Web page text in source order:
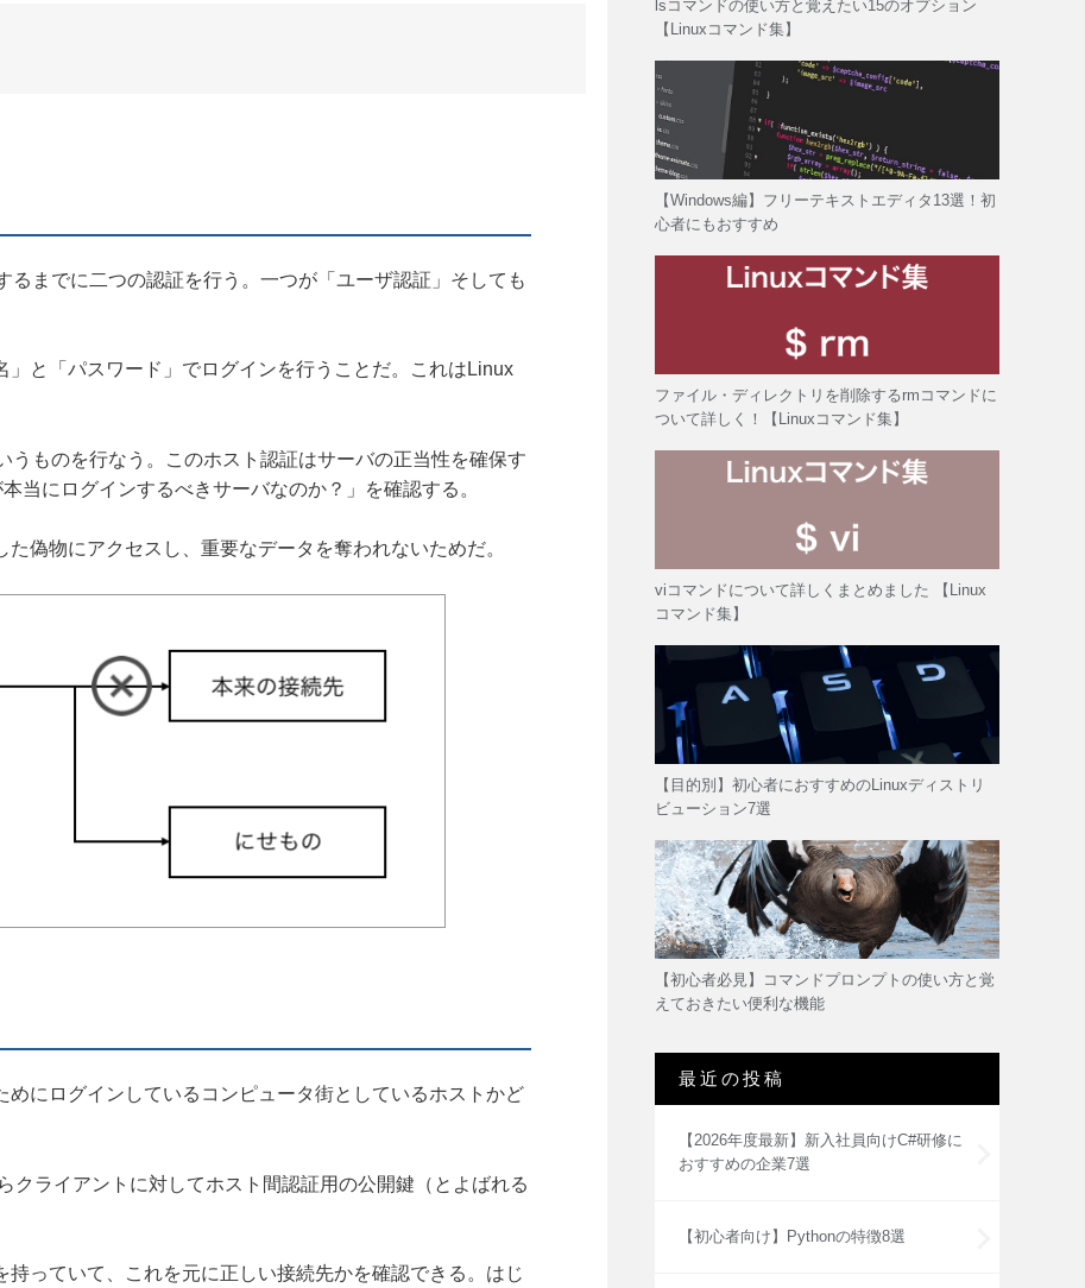
るまでに二つの認証を行う。一つが「ユーザ認証」そしても
と「パスワード」でログインを行うことだ。これはLinux
うものを行なう。このホスト認証はサーバの正当性を確保す
当にログインするべきサーバなのか？」を確認する。
た偽物にアクセスし、重要なデータを奪われないためだ。
めにログインしているコンピュータ街としているホストかど
クライアントに対してホスト間認証用の公開鍵（とよばれる
っていて、これを元に正しい接続先かを確認できる。はじ
lsコマンドの使い方と覚えたい15のオプション
【Linuxコマンド集】
【Windows編】フリーテキストエディタ13選！初
心者にもおすすめ
ファイル・ディレクトリを削除するrmコマンドに
ついて詳しく！【Linuxコマンド集】
viコマンドについて詳しくまとめました 【Linux
コマンド集】
【目的別】初心者におすすめのLinuxディストリ
ビューション7選
【初心者必見】コマンドプロンプトの使い方と覚
えておきたい便利な機能
最近の投稿
【2026年度最新】新入社員向けC#研修に
おすすめの企業7選
【初心者向け】Pythonの特徴8選